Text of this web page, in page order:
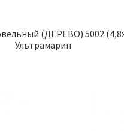
(ДЕРЕВО) 5002
Ультрамарин